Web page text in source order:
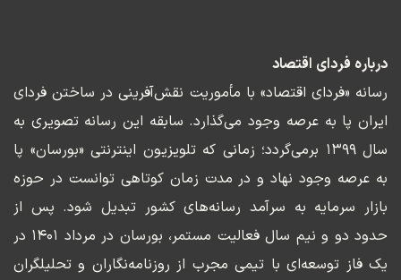
درباره فردای اقتصاد
رسانه «فردای اقتصاد» با مأموریت نقش‌آفرینی در ساختن فردای
ایران پا به عرصه وجود می‌گذارد. سابقه این رسانه تصویری به
سال ۱۳۹۹ برمی‌گردد؛ زمانی که تلویزیون اینترنتی «بورسان» پا
به عرصه وجود نهاد و در مدت زمان کوتاهی توانست در حوزه
بازار سرمایه به سرآمد رسانه‌های کشور تبدیل شود. پس از
حدود دو و نیم سال فعالیت مستمر، بورسان در مرداد ۱۴۰۱ در
یک فاز توسعه‌ای با تیمی مجرب از روزنامه‌نگاران و تحلیلگران